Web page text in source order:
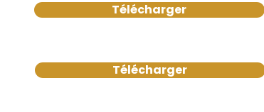
Télécharger
Télécharger